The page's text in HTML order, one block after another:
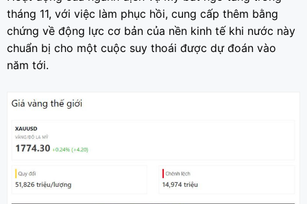
tháng 11, với việc làm phục hồi, cung cấp thêm bằng
chứng về động lực cơ bản của nền kinh tế khi nước này
chuẩn bị cho một cuộc suy thoái được dự đoán vào
năm tới.